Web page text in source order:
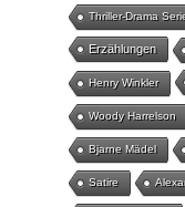
Thriller-Drama
Erzählungen
Henry Winkler
Woody Harrelson
Bjarne Mädel
Satire